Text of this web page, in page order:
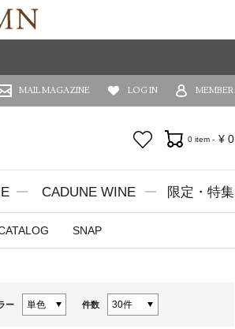
MAIL MAGAZINE LOG IN MEMBER
お気に入り0 item - ¥ 0
CADUNE WINE 限定・特集
SNAP
ー 件数